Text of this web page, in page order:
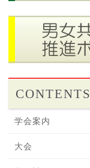
CONTENTS
学会案内
大会